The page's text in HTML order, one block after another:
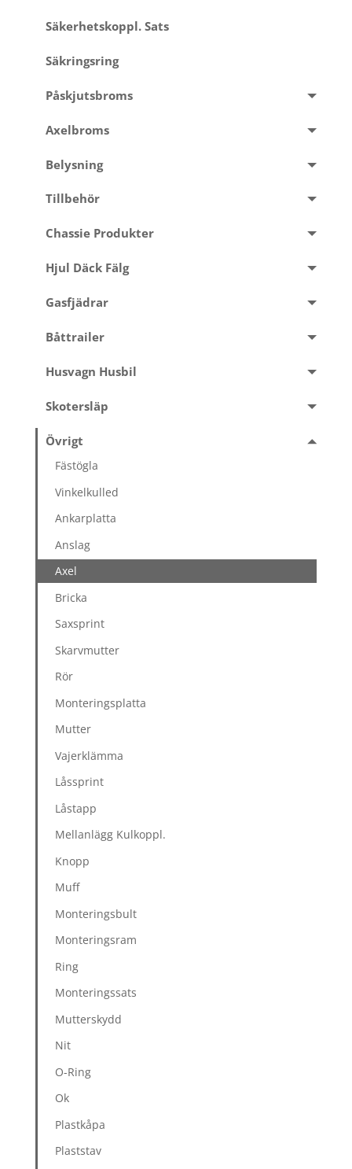
Säkerhetskoppl. Sats
Säkringsring
Påskjutsbroms
Axelbroms
Belysning
Tillbehör
Chassie Produkter
Hjul Däck Fälg
Gasfjädrar
Båttrailer
Husvagn Husbil
Skotersläp
Övrigt
Fästögla
Vinkelkulled
Ankarplatta
Anslag
Axel
Bricka
Saxsprint
Skarvmutter
Rör
Monteringsplatta
Mutter
Vajerklämma
Låssprint
Låstapp
Mellanlägg Kulkoppl.
Knopp
Muff
Monteringsbult
Monteringsram
Ring
Monteringssats
Mutterskydd
Nit
O-Ring
Ok
Plastkåpa
Plaststav